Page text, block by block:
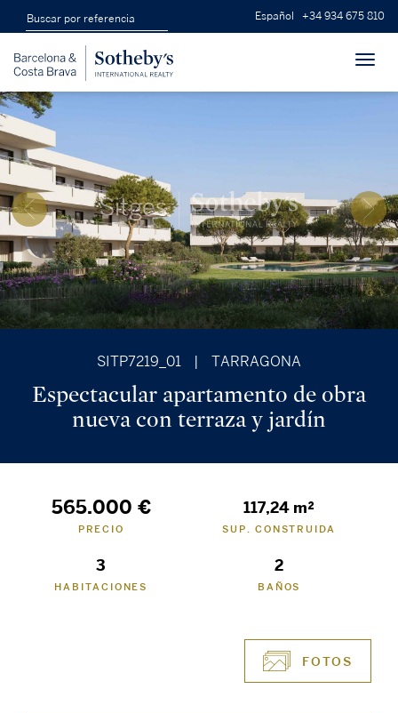
Español +34 934 675 810
SITP7219_01 TARRAGONA
Espectacular apartamento de obra
nueva con terraza y jardín
565.000 €
PRECIO
117,24 m²
SUP. CONSTRUIDA
3
HABITACIONES
2
BAÑOS
FOTOS